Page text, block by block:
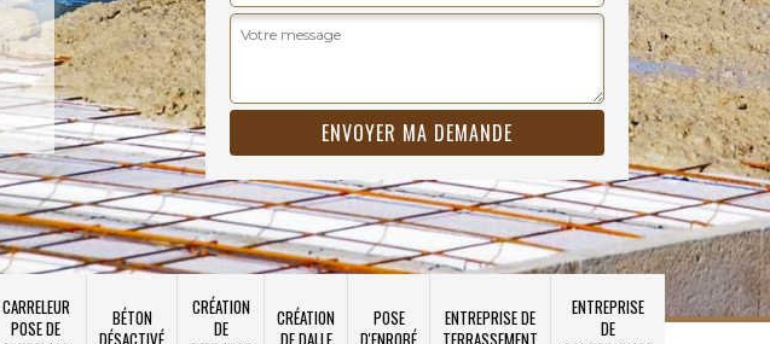
CARRELEUR
POSE DE
BÉTON
DÉSACTIVÉ
CRÉATION
DE
CRÉATION
DE DALLE
POSE
D'ENROBÉ
ENTREPRISE DE
TERRASSEMENT
ENTREPRISE
DE